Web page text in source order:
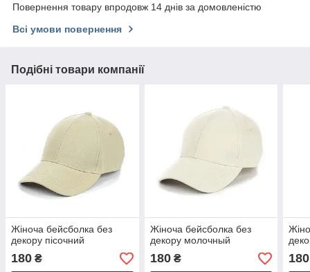
Повернення товару впродовж 14 днів за домовленістю
Всі умови повернення
Подібні товари компанії
Жіноча бейсболка без
декору пісочний
180 ₴
Жіноча бейсболка без
декору молочный
180₴ 180